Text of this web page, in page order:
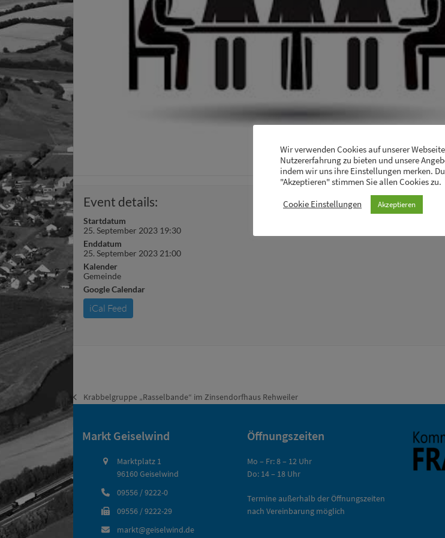
Event details:
Startdatum
25. September 2023 19:30
Enddatum
25. September 2023 21:00
Kalender
Gemeinde
Google Calendar
iCal Feed
Organizer details:
vorheriger
Beitrag:
Krabbelgruppe „Rasselbande“ im Zinsendorfhaus Rehweiler
Markt Geiselwind
Marktplatz 1
96160 Geiselwind
09556 / 9222-0
09556 / 9222-29
markt@geiselwind.de
Öffnungszeiten
Mo – Fr: 8 – 12 Uhr
Do: 14 – 18 Uhr
Termine außerhalb der Öffnungszeiten
nach Vereinbarung möglich
Wir verwenden Cookies auf unserer
Nutzererfahrung zu bieten und unsere
indem wir uns ihre Einstellungen merken.
"Akzeptieren" stimmen Sie allen Cookies zu.
Cookie Einstellungen Akzeptieren